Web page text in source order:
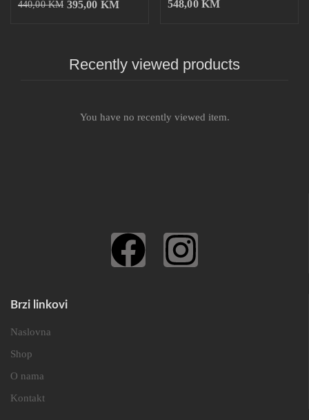
440,00KM 395,00 KM 548,00 KM
Recently viewed products
You have no recently viewed item.
Brzi linkovi
Naslovna
Shop
O nama
Kontakt